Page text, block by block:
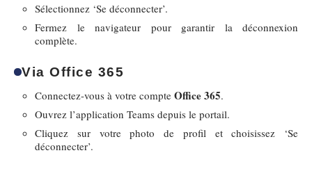
Sélectionnez ‘Se déconnecter’.
Fermez le navigateur pour garantir la déconnexion
complète.
Via Office 365
Connectez-vous à votre compte Office 365.
Ouvrez l’application Teams depuis le portail.
Cliquez sur votre photo de profil et choisissez ‘Se
déconnecter’.